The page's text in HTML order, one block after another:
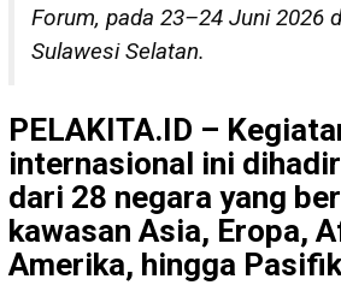
Forum, pada 23–24 Juni 2026
Sulawesi Selatan.
PELAKITA.ID –
internasional ini
dari 28 negara yang
kawasan Asia, Eropa,
Amerika, hingga